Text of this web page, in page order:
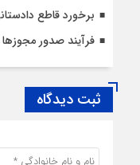
برخورد قاطع
فرآیند صدور
ثبت دیدگاه